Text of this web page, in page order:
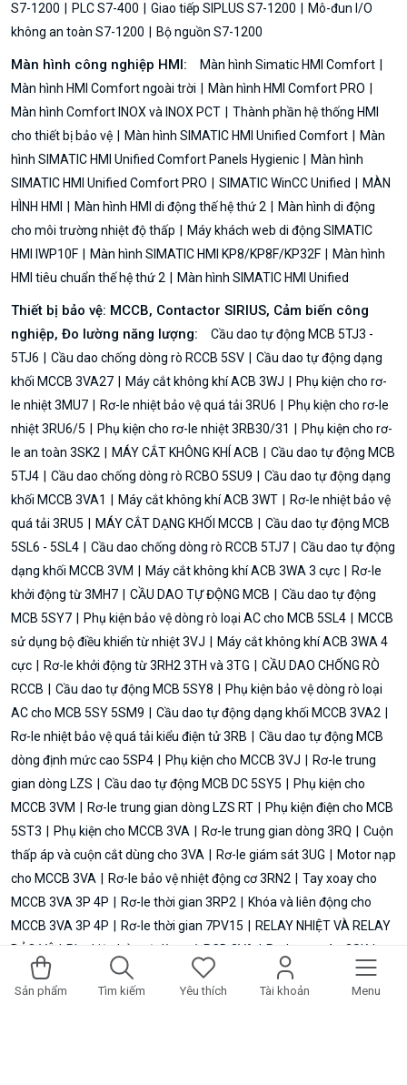
Sản phẩm Tìm kiếm Yêu thích Tài khoản Menu
S7-1200
PLC S7-400 Giao tiếp SIPLUS S7-1200
Mô-đun I/O
không an toàn S7-1200
Bộ nguồn S7-1200
Màn hình công nghiệp HMI:
Màn hình Simatic HMI Comfort
Màn hình HMI Comfort ngoài trời
Màn hình HMI Comfort PRO
Màn hình Comfort INOX và INOX PCT
Thành phần hệ thống HMI
cho thiết bị bảo vệ
Màn hình SIMATIC HMI Unified Comfort
Màn
hình SIMATIC HMI Unified Comfort Panels Hygienic
Màn hình
SIMATIC HMI Unified Comfort PRO
SIMATIC WinCC Unified
MÀN
HÌNH HMI
Màn hình HMI di động thế hệ thứ 2
Màn hình di động
cho môi trường nhiệt độ thấp
Máy khách web di động SIMATIC
HMI IWP10F
Màn hình SIMATIC HMI KP8/KP8F/KP32F
Màn hình
HMI tiêu chuẩn thế hệ thứ 2
Màn hình SIMATIC HMI Unified
Thiết bị bảo vệ: MCCB, Contactor SIRIUS, Cảm biến công
nghiệp, Đo lường năng lượng:
Cầu dao tự động MCB 5TJ3 -
5TJ6
Cầu dao chống dòng rò RCCB 5SV
Cầu dao tự động dạng
khối MCCB 3VA27
Máy cắt không khí ACB 3WJ
Phụ kiện cho rơ-
le nhiệt 3MU7
Rơ-le nhiệt bảo vệ quá tải 3RU6
Phụ kiện cho rơ-le
nhiệt 3RU6/5
Phụ kiện cho rơ-le nhiệt 3RB30/31
Phụ kiện cho rơ-
le an toàn 3SK2
MÁY CẮT KHÔNG KHÍ ACB
Cầu dao tự động MCB
5TJ4
Cầu dao chống dòng rò RCBO 5SU9
Cầu dao tự động dạng
khối MCCB 3VA1
Máy cắt không khí ACB 3WT
Rơ-le nhiệt bảo vệ
quá tải 3RU5
MÁY CẮT DẠNG KHỐI MCCB
Cầu dao tự động MCB
5SL6 - 5SL4
Cầu dao chống dòng rò RCCB 5TJ7
Cầu dao tự động
dạng khối MCCB 3VM
Máy cắt không khí ACB 3WA 3 cực
Rơ-le
khởi động từ 3MH7
CẦU DAO TỰ ĐỘNG MCB
Cầu dao tự động
MCB 5SY7
Phụ kiện bảo vệ dòng rò loại AC cho MCB 5SL4
MCCB
sử dụng bộ điều khiển từ nhiệt 3VJ
Máy cắt không khí ACB 3WA 4
cực
Rơ-le khởi động từ 3RH2 3TH và 3TG
CẦU DAO CHỐNG RÒ
RCCB
Cầu dao tự động MCB 5SY8
Phụ kiện bảo vệ dòng rò loại
AC cho MCB 5SY 5SM9
Cầu dao tự động dạng khối MCCB 3VA2
Rơ-le nhiệt bảo vệ quá tải kiểu điện tử 3RB
Cầu dao tự động MCB
dòng định mức cao 5SP4
Phụ kiện cho MCCB 3VJ
Rơ-le trung
gian dòng LZS
Cầu dao tự động MCB DC 5SY5
Phụ kiện cho
MCCB 3VM
Rơ-le trung gian dòng LZS RT
Phụ kiện điện cho MCB
5ST3
Phụ kiện cho MCCB 3VA Rơ-le trung gian dòng 3RQ
Cuộn
thấp áp và cuộn cắt dùng cho 3VA
Rơ-le giám sát 3UG
Motor nạp
cho MCCB 3VA
Rơ-le bảo vệ nhiệt động cơ 3RN2
Tay xoay cho
MCCB 3VA 3P 4P
Rơ-le thời gian 3RP2
Khóa và liên động cho
MCCB 3VA 3P 4P
Rơ-le thời gian 7PV15
RELAY NHIỆT VÀ RELAY
BẢO VỆ
Phụ kiện bảo vệ dòng rò RCD 3VA
Rơ-le an toàn 3SK
Phụ kiện đấu nối cho MCCB 3VA Rơ-le nhiệt bảo vệ quá tải 3MU7
Phụ kiện đấu nối kiểu plug-in và kiểu rút kéo cho MCCB